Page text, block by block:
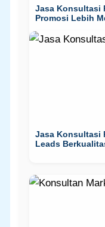
Jasa Konsultasi
Promosi Lebih
Jasa Konsultasi
Leads